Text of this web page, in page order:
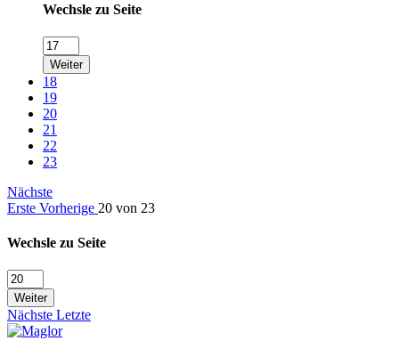
Wechsle zu Seite
Weiter
18
19
20
21
22
23
Nächste
Erste Vorherige 20 von 23
Wechsle zu Seite
Weiter
Nächste Letzte